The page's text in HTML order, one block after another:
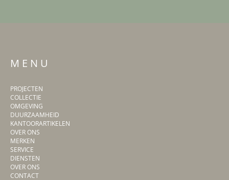
M E N U
PROJECTEN
COLLECTIE
OMGEVING
DUURZAAMHEID
KANTOORARTIKELEN
OVER ONS
MERKEN
SERVICE
DIENSTEN
OVER ONS
CONTACT